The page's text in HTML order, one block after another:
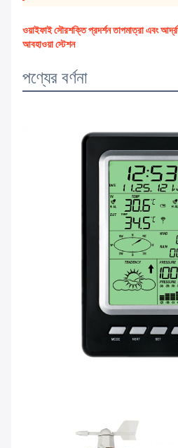
ওয়াইফাই সৌরশক্তি প্রদর্শন তাপমাত্রা এবং
আবহাওয়া স্টেশন
পণ্যের বর্ণনা